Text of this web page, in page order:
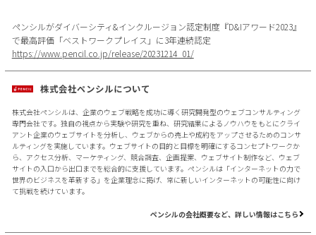
ペンシルがダイバーシティ&インクルージョン認定制度『D&Iアワード2023』
で最高評価「ベストワークプレイス」に3年連続認定
https://www.pencil.co.jp/release/20231214_01/
株式会社ペンシルについて
株式会社ペンシルは、企業のウェブ戦略を成功に導く研究開発型のウェブコンサルティング
専門会社です。独自の視点から実験や研究を重ね、研究結果によるノウハウをもとにクライ
アント企業のウェブサイトを分析し、ウェブからの売上や成約をアップさせるためのコンサ
ルティングを実施しています。ウェブサイトの目的と目標を明確にするコンセプトワークか
ら、アクセス分析、マーケティング、競合調査、企画提案、ウェブサイト制作など、ウェブ
サイトの入口から出口までを総合的に支援しています。ペンシルは「インターネットの力で
世界のビジネスを革新する」を企業理念に掲げ、常に新しいインターネットの可能性に向け
て挑戦を続けています。
ペンシルの会社概要など、詳しい情報はこちら